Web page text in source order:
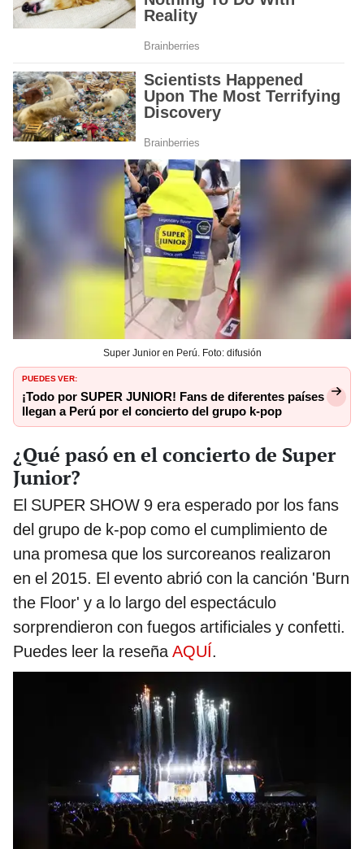
Super Junior en Perú. Foto: difusión
PUEDES VER:
¡Todo por SUPER JUNIOR! Fans de diferentes países
llegan a Perú por el concierto del grupo k-pop
¿Qué pasó en el concierto de Super
Junior?
El SUPER SHOW 9 era esperado por los fans
del grupo de k-pop como el cumplimiento de
una promesa que los surcoreanos realizaron
en el 2015. El evento abrió con la canción 'Burn
the Floor' y a lo largo del espectáculo
sorprendieron con fuegos artificiales y confetti.
Puedes leer la reseña AQUÍ.